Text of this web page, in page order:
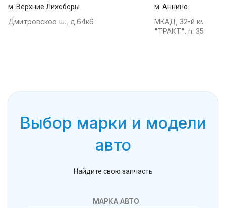
м. Верхние Лихоборы
Дмитровское ш., д.64к6
м. Аннино
МКАД, 32-й км, АТК
"ТРАКТ", п. 35
Выбор марки и модели
авто
Найдите свою запчасть
МАРКА АВТО